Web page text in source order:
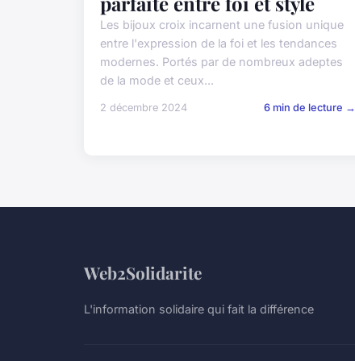
Les bijoux croix incarnent une fusion unique
entre l'expression de la foi et les tendances
modernes. Portés par de nombreux adeptes
de la mode et ceux...
2 décembre 2024 6 min de lecture →
Web2Solidarite
L'information solidaire qui fait la différence